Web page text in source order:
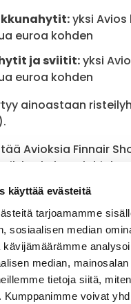
käyttää evästeitä
tarjoamamme
sosiaalisen median
kävijämäärämme
median,
tietoja siitä,
Kumppanimme voivat
yksi Avios
euroa kohden
ja sviitit:yksi
euroa kohden
ainoastaan
Avioksia Finnair
Löydät
omilta nettisivuilta.
tietoa